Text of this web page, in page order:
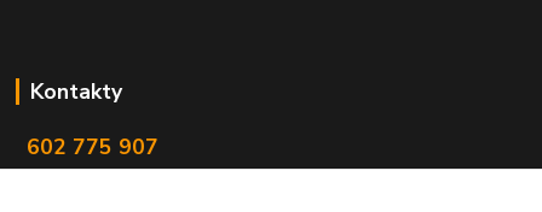
Kontakty
602 775 907